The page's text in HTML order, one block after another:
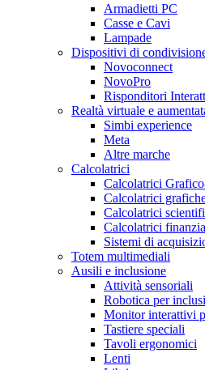
Armadietti PC
Casse e Cavi
Lampade
Dispositivi di
Novoconnect
NovoPro
Risponditori
Realtà virtuale e
Simbi experience
Meta
Altre marche
Calcolatrici
Calcolatrici
Calcolatrici
Calcolatrici
Calcolatrici
Sistemi di
Totem multimediali
Ausili e inclusione
Attività sensoriali
Robotica per
Monitor interattivi
Tastiere speciali
Tavoli ergonomici
Lenti